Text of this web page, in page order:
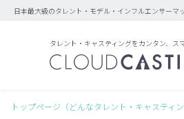
日本最大級のタレント・モデル・インフルエンサーマ
タレント・キャスティングをカンタン、ス
トップページ（どんなタレント・キャスティ